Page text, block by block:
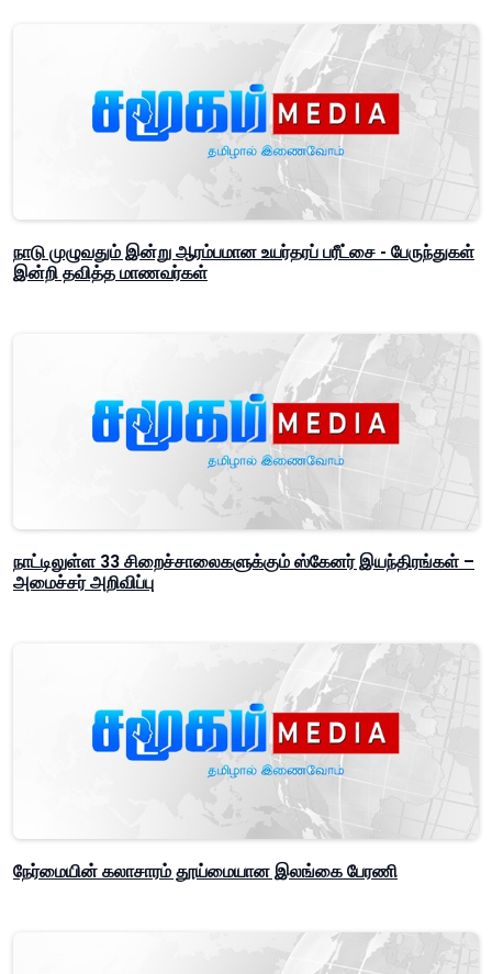
நாடு முழுவதும் இன்று ஆரம்பமான உயர்தரப் பரீட்சை - பேருந்துகள்
இன்றி தவித்த மாணவர்கள்
நாட்டிலுள்ள 33 சிறைச்சாலைகளுக்கும் ஸ்கேனர் இயந்திரங்கள் –
அமைச்சர் அறிவிப்பு
நேர்மையின் கலாசாரம் தூய்மையான இலங்கை பேரணி